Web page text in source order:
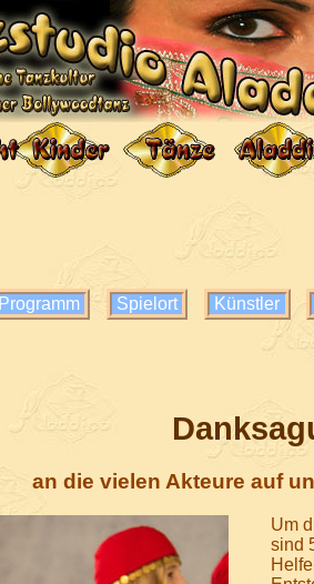
Programm Spielort Künstler
an die vielen Akteure auf
Um
sind